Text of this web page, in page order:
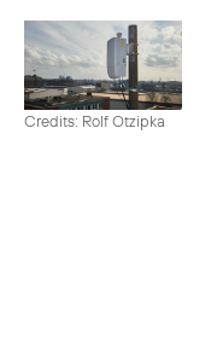
Credits: Rolf Otzipka